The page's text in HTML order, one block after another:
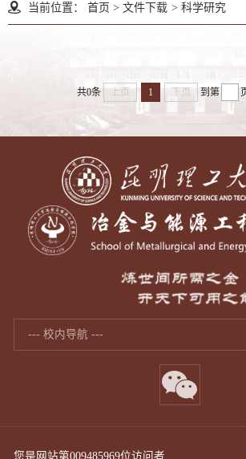
当前位置： 首页 > 文件下载 > 科学研究
共0条 上页 1 下页 到第
--- 校内导航 ---
您是网站第009485969位访问者